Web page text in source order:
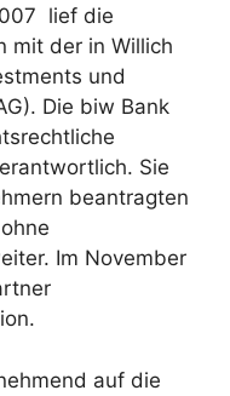
lief die
mit der in Willich
und
Die biw Bank
Sie
beantragten
Im November
auf die